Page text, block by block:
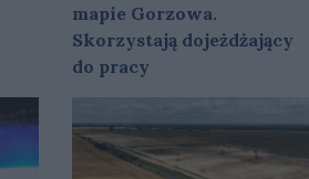
mapie Gorzowa.
Skorzystają dojeżdżający
do pracy